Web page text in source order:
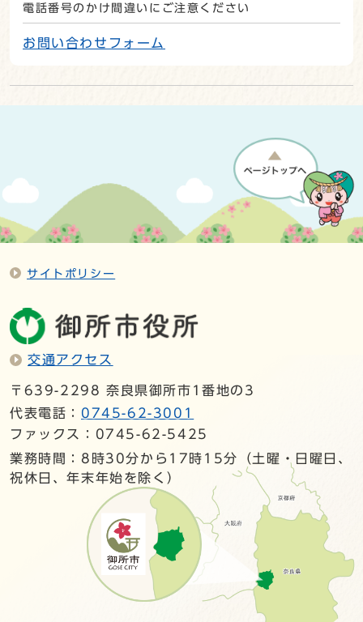
電話番号のかけ間違いにご注意ください
お問い合わせフォーム
サイトポリシー
交通アクセス
〒639-2298 奈良県御所市1番地の3
代表電話： 0745-62-3001
ファックス：0745-62-5425
業務時間：8時30分から17時15分（土曜・日曜日、
祝休日、年末年始を除く）